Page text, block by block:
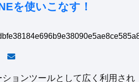
を使いこなす！
Share
LinkedInEmail
ョンツールとして広く利用され